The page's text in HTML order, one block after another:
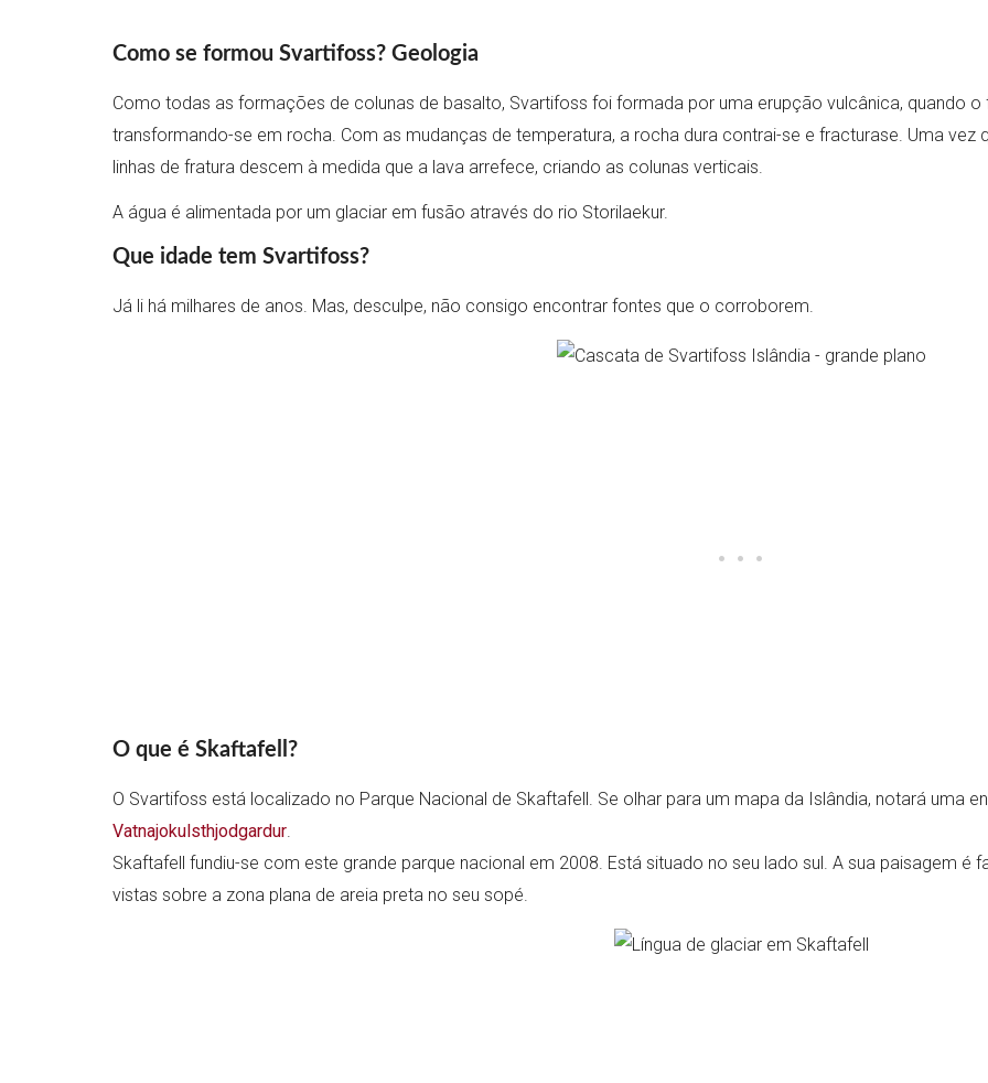
Como se formou Svartifoss? Geologia
Como todas as formações de colunas de basalto, Svartifoss foi formada por uma erupção vulcânica, quando
transformando-se em rocha. Com as mudanças de temperatura, a rocha dura contrai-se e fracturase. Uma vez
linhas de fratura descem à medida que a lava arrefece, criando as colunas verticais.
A água é alimentada por um glaciar em fusão através do rio Storilaekur.
Que idade tem Svartifoss?
Já li há milhares de anos. Mas, desculpe, não consigo encontrar fontes que o corroborem.
O que é Skaftafell?
O Svartifoss está localizado no Parque Nacional de Skaftafell. Se olhar para um mapa da Islândia, notará uma
Vatnajokulsthjodgardur
Skaftafell fundiu-se com este grande parque nacional em 2008. Está situado no seu lado sul. A sua paisagem é
vistas sobre a zona plana de areia preta no seu sopé.